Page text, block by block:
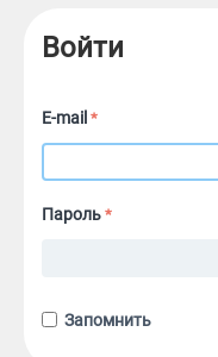
Войти
E-mail
Пароль
Запомнить